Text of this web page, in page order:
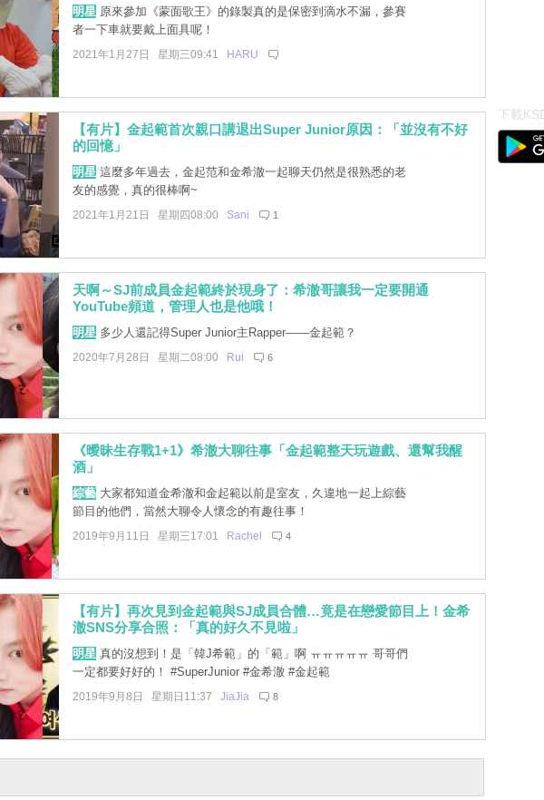
明星原來參加《蒙面歌王》的錄製真的是保密到滴水不漏，參賽
者一下車就要戴上面具呢！
2021年1月27日 星期三09:41 HARU
【有片】金起範首次親口講退出Super Junior原因：「並沒有不好
的回憶」
明星這麼多年過去，金起范和金希澈一起聊天仍然是很熟悉的老
友的感覺，真的很棒啊~
2021年1月21日 星期四08:00 Sani 1
天啊～SJ前成員金起範終於現身了：希澈哥讓我一定要開通
YouTube頻道，管理人也是他哦！
明星多少人還記得Super Junior主Rapper——金起範？
2020年7月28日 星期二08:00 Rui 6
《曖昧生存戰1+1》希澈大聊往事「金起範整天玩遊戲、還幫我醒
酒」
綜藝大家都知道金希澈和金起範以前是室友，久違地一起上綜藝
節目的他們，當然大聊令人懷念的有趣往事！
2019年9月11日 星期三17:01 Rachel 4
【有片】再次見到金起範與SJ成員合體…竟是在戀愛節目上！金希
澈SNS分享合照：「真的好久不見啦」
明星真的沒想到！是「韓J希範」的「範」啊 ㅠㅠㅠㅠㅠ 哥哥們
一定都要好好的！ #SuperJunior #金希澈 #金起範
2019年9月8日 星期日11:37 JiaJia 8
下載